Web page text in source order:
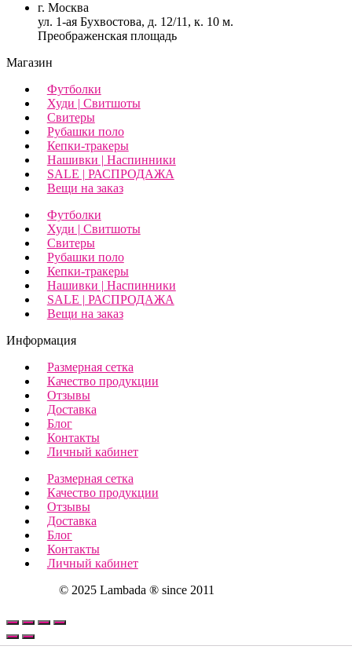
г. Москва
ул. 1-ая Бухвостова, д. 12/11, к. 10 м.
Преображенская площадь
Магазин
Футболки
Худи | Свитшоты
Свитеры
Рубашки поло
Кепки-тракеры
Нашивки | Наспинники
SALE | РАСПРОДАЖА
Вещи на заказ
Футболки
Худи | Свитшоты
Свитеры
Рубашки поло
Кепки-тракеры
Нашивки | Наспинники
SALE | РАСПРОДАЖА
Вещи на заказ
Информация
Размерная сетка
Качество продукции
Отзывы
Доставка
Блог
Контакты
Личный кабинет
Размерная сетка
Качество продукции
Отзывы
Доставка
Блог
Контакты
Личный кабинет
© 2025 Lambada ® since 2011